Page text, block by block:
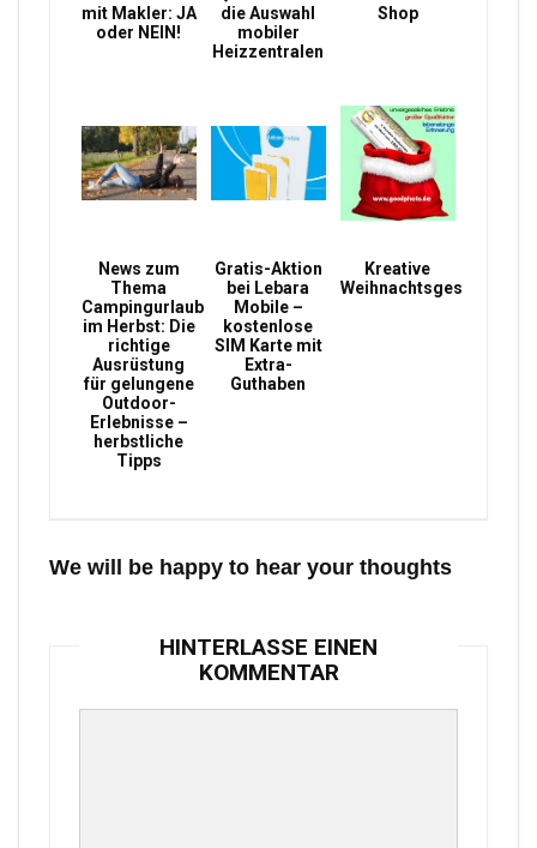
mit Makler: JA
oder NEIN!
die Auswahl
mobiler
Heizzentralen
Shop
News zum
Thema
Campingurlaub
im Herbst: Die
richtige
Ausrüstung
für gelungene
Outdoor-
Erlebnisse –
herbstliche
Tipps
Gratis-Aktion
bei Lebara
Mobile –
kostenlose
SIM Karte mit
Extra-
Guthaben
Kreative
Weihnachtsgeschenke
We will be happy to hear your thoughts
HINTERLASSE EINEN
KOMMENTAR